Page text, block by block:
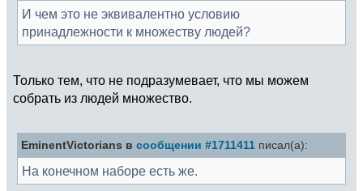
И чем это не эквивалентно условию
принадлежности к множеству людей?
Только тем, что не подразумевает, что мы можем
собрать из людей множество.
EminentVictorians в сообщении #1711411 писал(а):
На конечном наборе есть же.